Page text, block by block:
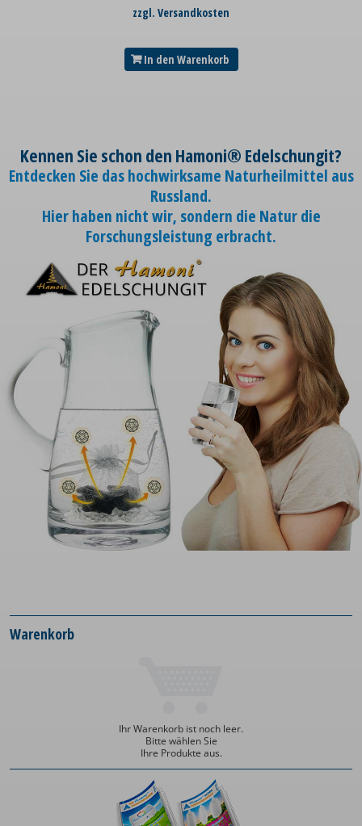
zzgl. Versandkosten
In den Warenkorb
Kennen Sie schon den Hamoni® Edelschungit?
Entdecken Sie das hochwirksame Naturheilmittel aus
Russland.
Hier haben nicht wir, sondern die Natur die
Forschungsleistung erbracht.
Warenkorb
Ihr Warenkorb ist noch leer.
Bitte wählen Sie
Ihre Produkte aus.